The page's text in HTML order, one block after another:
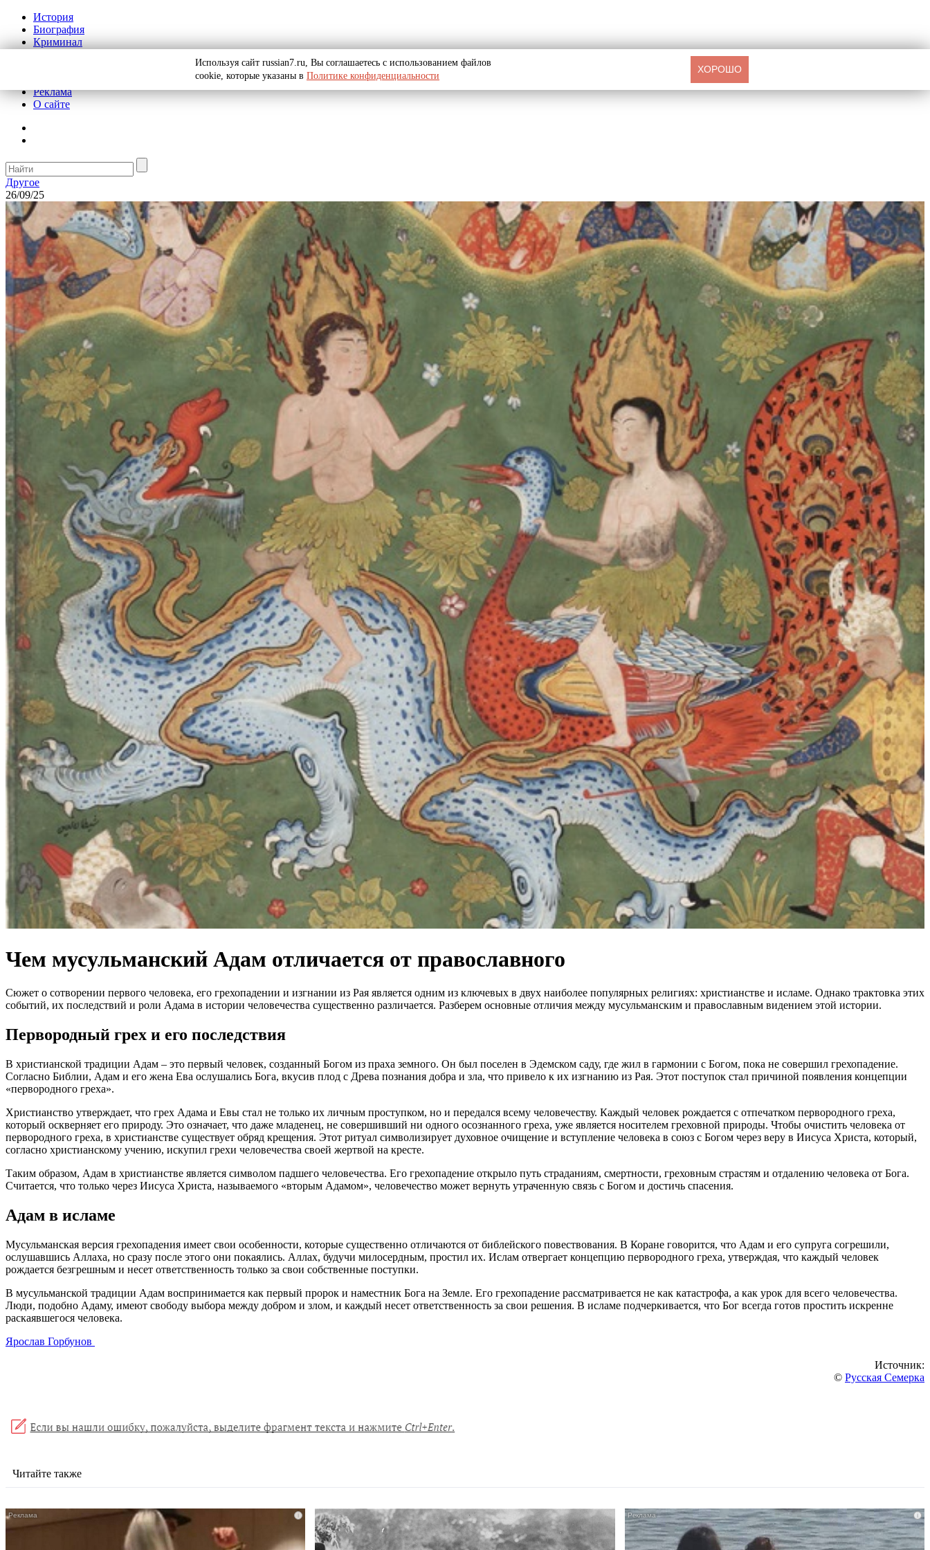
История
Биография
Криминал
Реклама
О сайте
Другое
26/09/25
Чем мусульманский Адам отличается от православного
Сюжет о сотворении первого человека, его грехопадении и изгнании из Рая является одним из ключевых в двух наиболее популярных религиях: христианстве и исламе. Однако трактовка этих
событий, их последствий и роли Адама в истории человечества существенно различается. Разберем основные отличия между мусульманским и православным видением этой истории.
Первородный грех и его последствия
В христианской традиции Адам – это первый человек, созданный Богом из праха земного. Он был поселен в Эдемском саду, где жил в гармонии с Богом, пока не совершил грехопадение.
Согласно Библии, Адам и его жена Ева ослушались Бога, вкусив плод с Древа познания добра и зла, что привело к их изгнанию из Рая. Этот поступок стал причиной появления концепции
«первородного греха».
Христианство утверждает, что грех Адама и Евы стал не только их личным проступком, но и передался всему человечеству. Каждый человек рождается с отпечатком первородного греха,
который оскверняет его природу. Это означает, что даже младенец, не совершивший ни одного осознанного греха, уже является носителем греховной природы. Чтобы очистить человека от
первородного греха, в христианстве существует обряд крещения. Этот ритуал символизирует духовное очищение и вступление человека в союз с Богом через веру в Иисуса Христа, который,
согласно христианскому учению, искупил грехи человечества своей жертвой на кресте.
Таким образом, Адам в христианстве является символом падшего человечества. Его грехопадение открыло путь страданиям, смертности, греховным страстям и отдалению человека от Бога.
Считается, что только через Иисуса Христа, называемого «вторым Адамом», человечество может вернуть утраченную связь с Богом и достичь спасения.
Адам в исламе
Мусульманская версия грехопадения имеет свои особенности, которые существенно отличаются от библейского повествования. В Коране говорится, что Адам и его супруга согрешили,
ослушавшись Аллаха, но сразу после этого они покаялись. Аллах, будучи милосердным, простил их. Ислам отвергает концепцию первородного греха, утверждая, что каждый человек
рождается безгрешным и несет ответственность только за свои собственные поступки.
В мусульманской традиции Адам воспринимается как первый пророк и наместник Бога на Земле. Его грехопадение рассматривается не как катастрофа, а как урок для всего человечества.
Люди, подобно Адаму, имеют свободу выбора между добром и злом, и каждый несет ответственность за свои решения. В исламе подчеркивается, что Бог всегда готов простить искренне
раскаявшегося человека.
Ярослав Горбунов
Источник:
© Русская Семерка
Читайте также
i i
Используя сайт russian7.ru, Вы соглашаетесь с использованием файлов
cookie, которые указаны в Политике конфиденциальности
ХОРОШО